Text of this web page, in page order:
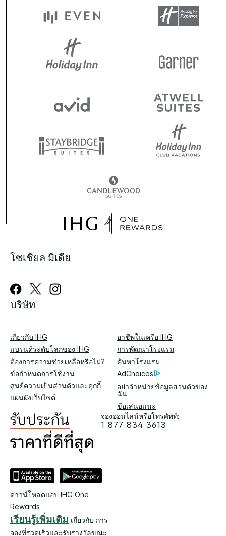
โซเชียล มีเดีย
บริษัท
เกี่ยวกับ IHG
อาชีพในเครือ IHG
แบรนด์ระดับโลกของ IHG
การพัฒนาโรงแรม
ต้องการความช่วยเหลือหรือไม่?
ค้นหาโรงแรม
ข้อกำหนดการใช้งาน
AdChoices
ศูนย์ความเป็นส่วนตัวและคุกกี้
อย่าจำหน่ายข้อมูลส่วนตัวของ
ฉัน
แผนผังเว็บไซต์
ข้อเสนอแนะ
จองออนไลน์หรือโทรศัพท์:
1 877 834 3613
ดาวน์โหลดแอป IHG One
Rewards
เรียนรู้เพิ่มเติม เกี่ยวกับ การ
จองที่รวดเร็วและรับรางวัลขณะ